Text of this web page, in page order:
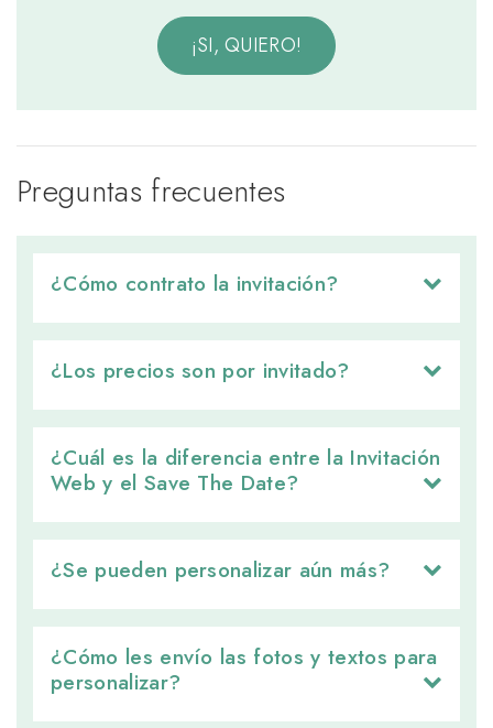
¡SI, QUIERO!
Preguntas frecuentes
¿Cómo contrato la invitación?
¿Los precios son por invitado?
¿Cuál es la diferencia entre la Invitación
Web y el Save The Date?
¿Se pueden personalizar aún más?
¿Cómo les envío las fotos y textos para
personalizar?